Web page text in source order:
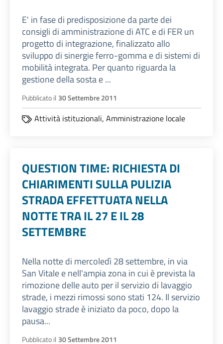
E' in fase di predisposizione da parte dei
consigli di amministrazione di ATC e di FER un
progetto di integrazione, finalizzato allo
sviluppo di sinergie ferro-gomma e di sistemi di
mobilità integrata. Per quanto riguarda la
gestione della sosta e ...
Pubblicato il 30 Settembre 2011
Attività istituzionali, Amministrazione locale
QUESTION TIME: RICHIESTA DI
CHIARIMENTI SULLA PULIZIA
STRADA EFFETTUATA NELLA
NOTTE TRA IL 27 E IL 28
SETTEMBRE
Nella notte di mercoledì 28 settembre, in via
San Vitale e nell'ampia zona in cui è prevista la
rimozione delle auto per il servizio di lavaggio
strade, i mezzi rimossi sono stati 124. Il servizio
lavaggio strade è iniziato da poco, dopo la
pausa...
Pubblicato il 30 Settembre 2011